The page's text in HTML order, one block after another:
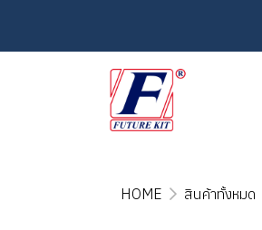
HOME สินค้าทั้งหมด